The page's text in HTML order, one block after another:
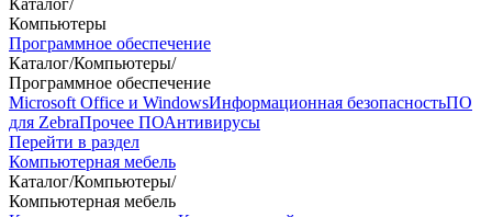
Каталог/
Компьютеры
Программное обеспечение
Каталог/Компьютеры/
Программное обеспечение
Microsoft Office и WindowsИнформационная безопасностьПО
для ZebraПрочее ПОАнтивирусы
Перейти в раздел
Компьютерная мебель
Каталог/Компьютеры/
Компьютерная мебель